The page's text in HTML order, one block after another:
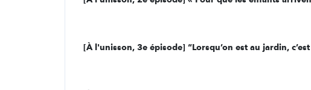
[À l'unisson, 3e épisode] “Lorsqu’on est au jardin,